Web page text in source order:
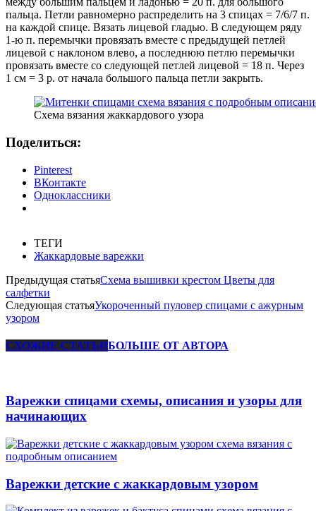
пальца. Петли равномерно распределить на 3 спицах = 7/6/7 п.
на каждой спице. Вязать лицевой гладью. В следующем ряду
1-ю п. перемычки провязать вместе с предыдущей петлей
лицевой с наклоном влево, а последнюю петлю перемычки
провязать вместе со следующей петлей лицевой = 18 п. Через
1 см = 3 р. от начала большого пальца петли закрыть.
Схема вязания жаккардового узора
Поделиться:
Pinterest
ВКонтакте
Одноклассники
ТЕГИ
Жаккардовые варежки
Предыдущая статьяСхема вышивки крестом Цветы для
салфетки
Следующая статьяУкороченный пуловер спицами с ажурным
узором
СХОЖИЕ СТАТЬИБОЛЬШЕ ОТ АВТОРА
Варежки спицами схемы, описания и узоры для
начинающих
Варежки детские с жаккардовым узором